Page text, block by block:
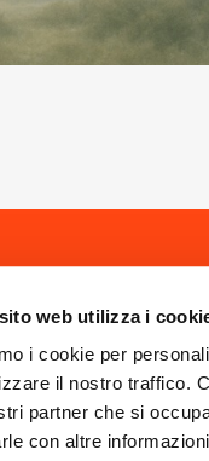
web utilizza i
i cookie per
il nostro traffico.
partner che si
con altre
Seguici sui social